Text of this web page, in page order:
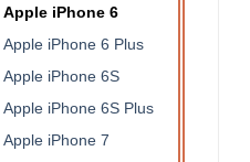
Apple iPhone 6
Apple iPhone 6 Plus
Apple iPhone 6S
Apple iPhone 6S Plus
Apple iPhone 7